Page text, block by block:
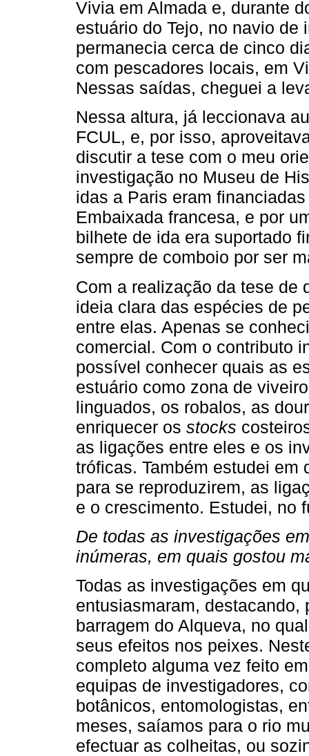
Vivia em Almada e, durante
estuário do Tejo, no navio
permanecia cerca de cinco
com pescadores locais, em
Nessas saídas, cheguei a
Nessa altura, já leccionava
FCUL, e, por isso,
discutir a tese com o meu
investigação no Museu de
idas a Paris eram
Embaixada francesa, e por
bilhete de ida era suportado
sempre de comboio por ser
Com a realização da tese de
ideia clara das espécies de
entre elas. Apenas se
comercial. Com o contributo
possível conhecer quais as
estuário como zona de
linguados, os robalos, as
enriquecer os stocks
as ligações entre eles e os
tróficas. Também estudei em
para se reproduzirem, as
e o crescimento. Estudei, no
De todas as investigações
inúmeras, em quais gostou
Todas as investigações em
entusiasmaram, destacando,
barragem do Alqueva, no
seus efeitos nos peixes.
completo alguma vez feito
equipas de investigadores,
botânicos, entomologistas,
meses, saíamos para o rio
efectuar as colheitas, ou